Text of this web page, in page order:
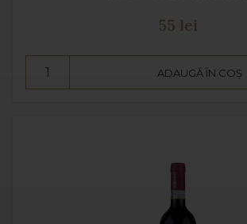
55 lei
ADAUGĂ ÎN COȘ